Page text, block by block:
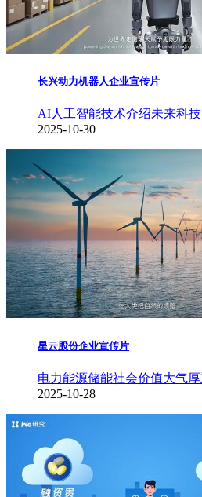
长兴动力机器人企业宣传片
AI人工智能技术介绍未来科技
2025-10-30
星云股份企业宣传片
电力能源储能社会价值大气
2025-10-28